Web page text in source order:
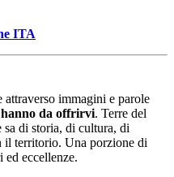
ITA
immagini e parole
hanno da offrirvi. Terre del
sa di storia, di cultura, di
il territorio. Una porzione di
ed eccellenze.